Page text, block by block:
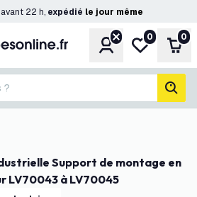
22 h, expédié le jour même
CompteMa liste de
0 0
LV70043 à LV70045